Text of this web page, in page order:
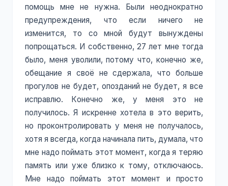
помощь мне не нужна. Были неоднократно
предупреждения, что если ничего не
изменится, то со мной будут вынуждены
попрощаться. И собственно, 27 лет мне тогда
было, меня уволили, потому что, конечно же,
обещание я своё не сдержала, что больше
прогулов не будет, опозданий не будет, я все
исправлю. Конечно же, у меня это не
получилось. Я искренне хотела в это верить,
но проконтролировать у меня не получалось,
хотя я всегда, когда начинала пить, думала, что
мне надо поймать этот момент, когда я теряю
память или уже близко к тому, отключаюсь.
Мне надо поймать этот момент и просто